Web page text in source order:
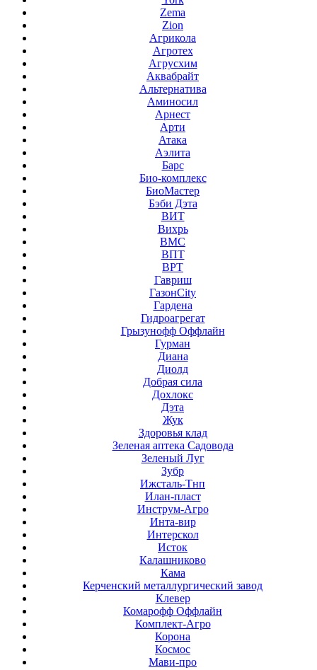
Zema
Zion
Агрикола
Агротех
Агрусхим
Аквабрайт
Альтернатива
Аминосил
Арнест
Арти
Атака
Аэлита
Барс
Био-комплекс
БиоМастер
Бэби Дэта
ВИТ
Вихрь
ВМС
ВПТ
ВРТ
Гавриш
ГазонCity
Гардена
Гидроагрегат
Грызунофф Оффлайн
Гурман
Диана
Диолд
Добрая сила
Дохлокс
Дэта
Жук
Здоровья клад
Зеленая аптека Садовода
Зеленый Луг
Зубр
Ижсталь-Тнп
Илан-пласт
Инструм-Агро
Инта-вир
Интерскол
Исток
Калашниково
Кама
Керченский металлургический завод
Клевер
Комарофф Оффлайн
Комплект-Агро
Корона
Космос
Мави-про